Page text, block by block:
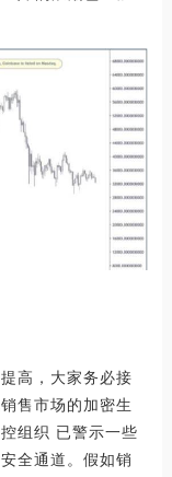
高，大家务必接
售市场的加密生
组织 已警示一些
全通道。假如销